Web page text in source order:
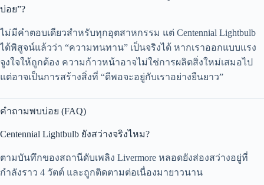
บ่อย”?
ไม่มีคำตอบเดียวสำหรับทุกอุตสาหกรรม แต่ Centennial Lightbulb
ได้พิสูจน์แล้วว่า “ความทนทาน” เป็นจริงได้ หากเราออกแบบแรง
จูงใจให้ถูกต้อง ความก้าวหน้าอาจไม่ใช่การผลิตสิ่งใหม่เสมอไป
แต่อาจเป็นการสร้างสิ่งที่ “ดีพอจะอยู่กับเราอย่างยืนยาว”
คำถามพบบ่อย (FAQ)
Centennial Lightbulb ยังสว่างจริงไหม?
ตามบันทึกของสถานีดับเพลิง Livermore หลอดยังส่องสว่างอยู่ที่
กำลังราว 4 วัตต์ และถูกติดตามต่อเนื่องมายาวนาน